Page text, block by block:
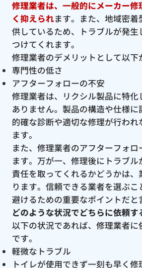
修理業者は、一般的にメーカー修
く抑えられます。また、地域密着
供しているため、トラブルが発生
つけてくれます。
修理業者のデメリットとして以下
専門性の低さ
アフターフォローの不安
修理業者は、リクシル製品に特化
ありません。製品の構造や仕様に
的確な診断や適切な修理が行われ
ます。
また、修理業者のアフターフォロ
ます。万が一、修理後にトラブル
責任を取ってくれるかどうかは、
ります。信頼できる業者を選ぶこ
避けるための重要なポイントだと
どのような状況でどちらに依頼す
以下の状況であれば、修理業者に
です。
軽微なトラブル
トイレが使用できず一刻も早く